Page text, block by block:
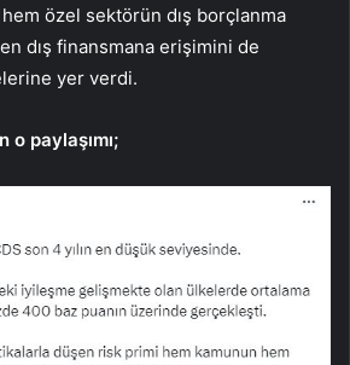
özel sektörün dış borçlanma
dış finansmana erişimini de
yer verdi.
o paylaşımı;